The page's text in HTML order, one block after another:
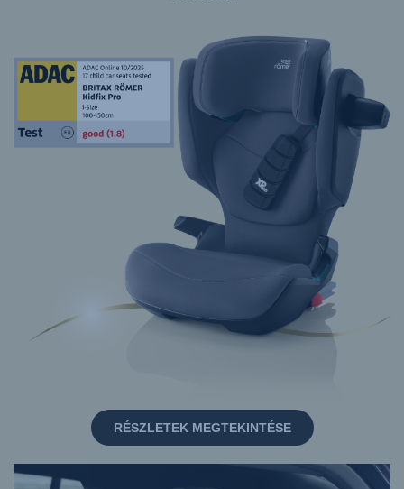
RÉSZLETEK MEGTEKINTÉSE